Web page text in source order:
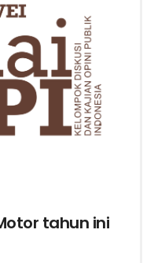
tahun ini